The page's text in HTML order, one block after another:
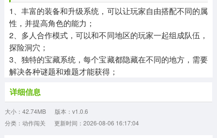
1、丰富的装备和升级系统，可以让玩家自由搭配不同的属
性，并提高角色的能力；
2、多人合作模式，可以和不同地区的玩家一起组成队伍，
探险洞穴；
3、独特的宝藏系统，每个宝藏都隐藏在不同的地方，需要
解决各种谜题和难题才能获得；
详细信息
大小：42.74MB
版本：v1.0.6
分类：动作闯关
更新时间：2026-08-06 16:17:04